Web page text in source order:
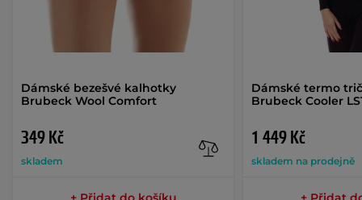
Dámské bezešvé kalhotky
Brubeck Wool Comfort
349 Kč
skladem
Dámské termo
Brubeck Cooler
1 449 Kč
skladem na prodejně